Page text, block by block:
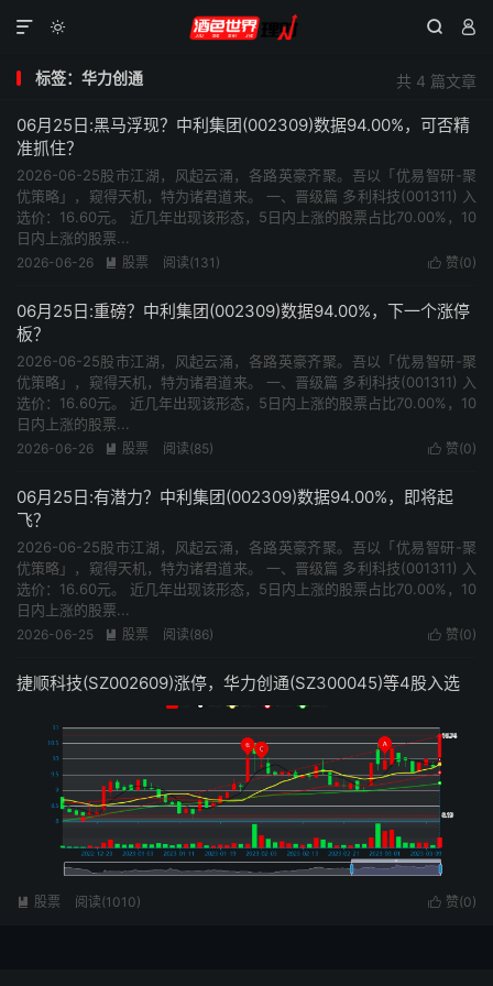
  

共 4 篇文章
标签：华力创通
06月25日:黑马浮现？中利集团(002309)数据94.00%，可否精
准抓住？
2026-06-25股市江湖，风起云涌，各路英豪齐聚。吾以「优易智研-聚
优策略」，窥得天机，特为诸君道来。 一、晋级篇 多利科技(001311) 入
选价：16.60元。 近几年出现该形态，5日内上涨的股票占比70.00%，10
日内上涨的股票...
 赞(0)
2026-06-26  股票 阅读(131)
06月25日:重磅？中利集团(002309)数据94.00%，下一个涨停
板？
2026-06-25股市江湖，风起云涌，各路英豪齐聚。吾以「优易智研-聚
优策略」，窥得天机，特为诸君道来。 一、晋级篇 多利科技(001311) 入
选价：16.60元。 近几年出现该形态，5日内上涨的股票占比70.00%，10
日内上涨的股票...
 赞(0)
2026-06-26  股票 阅读(85)
06月25日:有潜力？中利集团(002309)数据94.00%，即将起
飞？
2026-06-25股市江湖，风起云涌，各路英豪齐聚。吾以「优易智研-聚
优策略」，窥得天机，特为诸君道来。 一、晋级篇 多利科技(001311) 入
选价：16.60元。 近几年出现该形态，5日内上涨的股票占比70.00%，10
日内上涨的股票...
 赞(0)
2026-06-25  股票 阅读(86)
捷顺科技(SZ002609)涨停，华力创通(SZ300045)等4股入选
 赞(0)
 股票 阅读(1010)